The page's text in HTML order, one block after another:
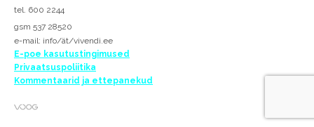
tel. 600 2244
gsm 537 28520
e-mail: info/ät/vivendi.ee
E-poe kasutustingimused
Privaatsuspoliitika
Kommentaarid ja ettepanekud